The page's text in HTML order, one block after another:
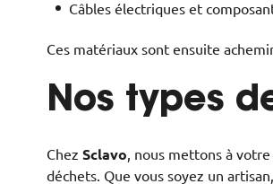
Câbles électriques et
Ces matériaux sont ensuite
Nos types
Chez Sclavo, nous mettons à
déchets. Que vous soyez un